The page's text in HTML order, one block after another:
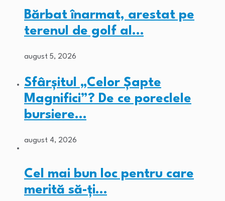
Bărbat înarmat, arestat pe
terenul de golf al…
august 5, 2026
Sfârșitul „Celor Șapte
Magnifici”? De ce poreclele
bursiere…
august 4, 2026
Cel mai bun loc pentru care
merită să-ți…